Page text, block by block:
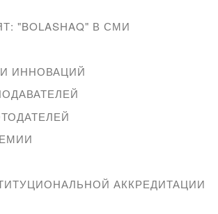
"BOLASHAQ" В СМИ
ИННОВАЦИЙ
АККРЕДИТАЦИИ